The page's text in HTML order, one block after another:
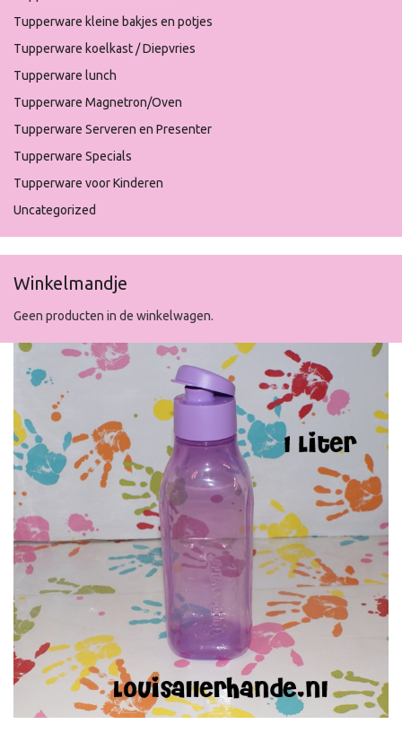
Tupperware kleine bakjes en potjes
Tupperware koelkast / Diepvries
Tupperware lunch
Tupperware Magnetron/Oven
Tupperware Serveren en Presenter
Tupperware Specials
Tupperware voor Kinderen
Uncategorized
Winkelmandje
Geen producten in de winkelwagen.